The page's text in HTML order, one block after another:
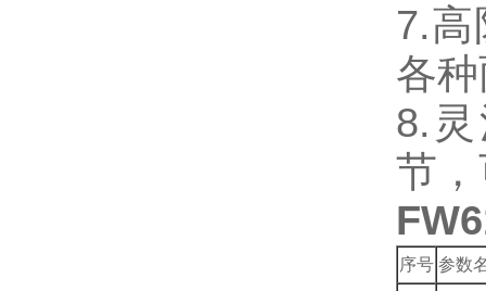
7.
各
8.
节
序号 参数